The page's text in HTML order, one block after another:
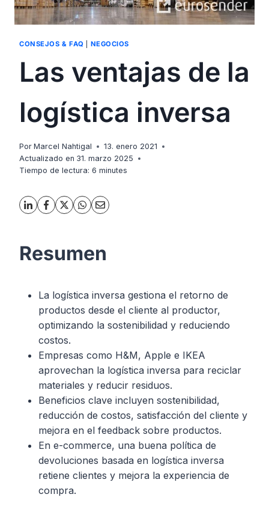
CONSEJOS & FAQ NEGOCIOS
Las ventajas de la
logística inversa
Por Marcel Nahtigal
13. enero 2021
Actualizado en 31. marzo 2025
Tiempo de lectura: 6 minutes
Resumen
La logística inversa gestiona el retorno de
productos desde el cliente al productor,
optimizando la sostenibilidad y reduciendo
costos.
Empresas como H&M, Apple e IKEA
aprovechan la logística inversa para reciclar
materiales y reducir residuos.
Beneficios clave incluyen sostenibilidad,
reducción de costos, satisfacción del cliente y
mejora en el feedback sobre productos.
En e-commerce, una buena política de
devoluciones basada en logística inversa
retiene clientes y mejora la experiencia de
compra.